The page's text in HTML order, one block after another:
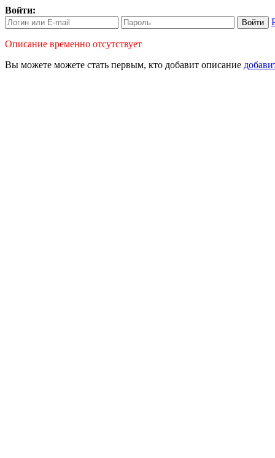
Войти:
Войти
Описание временно отсутствует
Вы можете можете стать первым, кто добавит описание